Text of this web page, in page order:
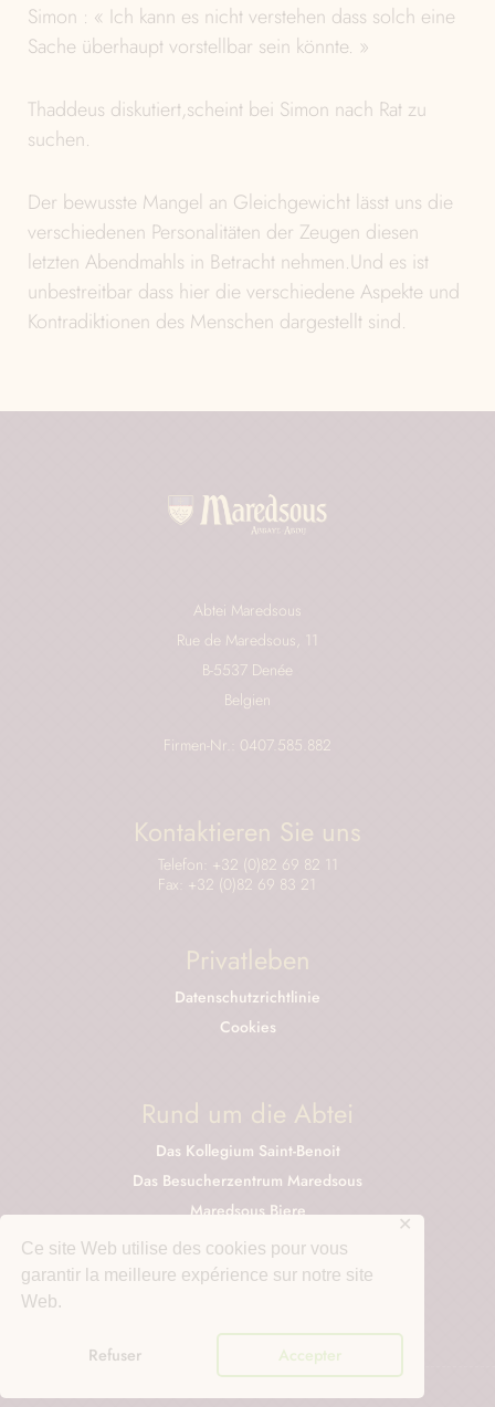
Ce site Web utilise des cookies pour vous
garantir la meilleure expérience sur notre site
Web.
Refuser Accepter
✕
Simon : « Ich kann es nicht verstehen dass solch eine
Sache überhaupt vorstellbar sein könnte. »
Thaddeus diskutiert,scheint bei Simon nach Rat zu
suchen.
Der bewusste Mangel an Gleichgewicht lässt uns die
verschiedenen Personalitäten der Zeugen diesen
letzten Abendmahls in Betracht nehmen.Und es ist
unbestreitbar dass hier die verschiedene Aspekte und
Kontradiktionen des Menschen dargestellt sind.
Abtei Maredsous
Rue de Maredsous, 11
B-5537 Denée
Belgien
Firmen-Nr.: 0407.585.882
Kontaktieren Sie uns
Telefon: +32 (0)82 69 82 11
Fax: +32 (0)82 69 83 21
Privatleben
Datenschutzrichtlinie
Cookies
Rund um die Abtei
Das Kollegium Saint-Benoit
Das Besucherzentrum Maredsous
Maredsous Biere
Käse aus Maredsous
Kräuterdestillerie der Abtei Maredsous
Dom Columba Marmion
Abtei von Maredsous © 2025